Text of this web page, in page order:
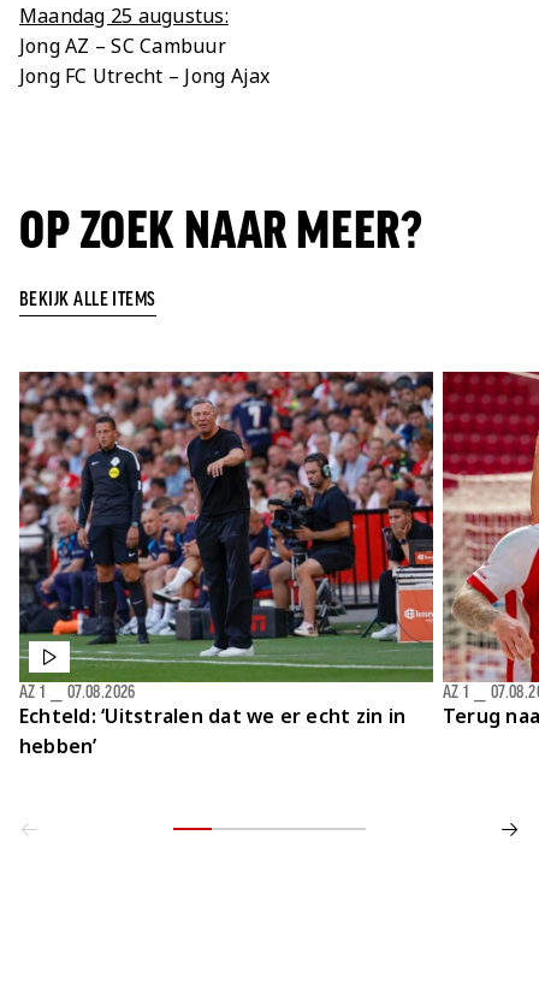
Maandag 25 augustus:
Jong AZ – SC Cambuur
Jong FC Utrecht – Jong Ajax
OP ZOEK NAAR MEER?
BEKIJK ALLE ITEMS
Echteld: ‘Uitstralen dat we er echt zin in
hebben’
AZ 1 07.08.2026
Terug
AZ 1